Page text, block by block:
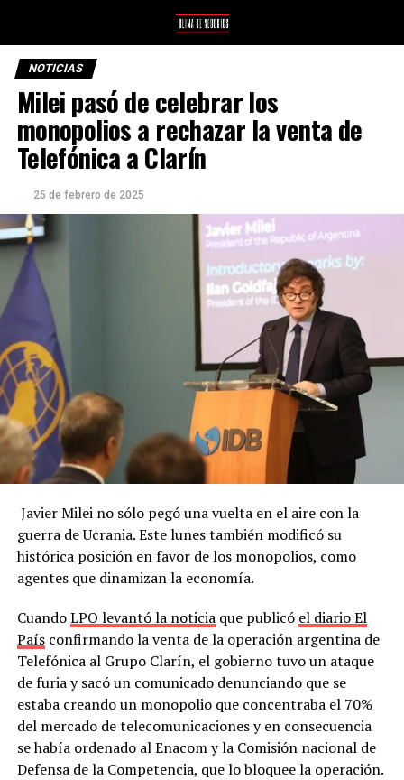
NOTICIAS
Milei pasó de celebrar los
monopolios a rechazar la venta de
Telefónica a Clarín
25 de febrero de 2025
Javier Milei no sólo pegó una vuelta en el aire con la
guerra de Ucrania. Este lunes también modificó su
histórica posición en favor de los monopolios, como
agentes que dinamizan la economía.
CuandoLPO levantó la noticiaque publicó el diario El
Paísconfirmando la venta de la operación argentina de
Telefónica al Grupo Clarín, el gobierno tuvo un ataque
de furia y sacó un comunicado denunciando que se
estaba creando un monopolio que concentraba el 70%
del mercado de telecomunicaciones y en consecuencia
se había ordenado al Enacom y la Comisión nacional de
Defensa de la Competencia, que lo bloquee la operación.